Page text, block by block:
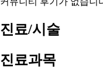
진료/시술
진료과목